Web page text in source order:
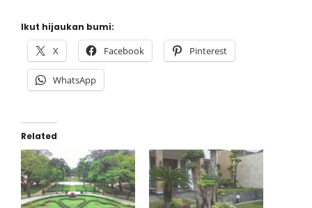
Ikut hijaukan bumi:
X Facebook Pinterest
WhatsApp
Related